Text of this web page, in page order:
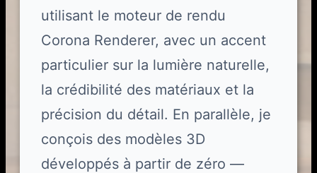
utilisant le moteur de rendu
Corona Renderer, avec un accent
particulier sur la lumière naturelle,
la crédibilité des matériaux et la
précision du détail. En parallèle, je
conçois des modèles 3D
développés à partir de zéro —